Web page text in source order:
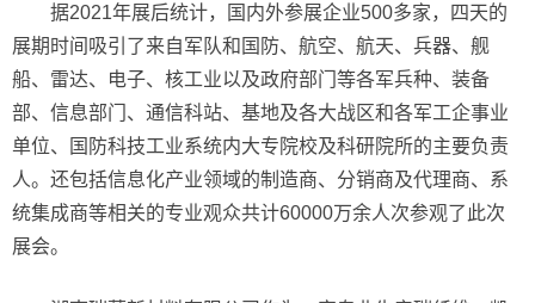
据2021年展后统计，国内外参展企业500多家，四天的
展期时间吸引了来自军队和国防、航空、航天、兵器、舰
船、雷达、电子、核工业以及政府部门等各军兵种、装备
部、信息部门、通信科站、基地及各大战区和各军工企事业
单位、国防科技工业系统内大专院校及科研院所的主要负责
人。还包括信息化产业领域的制造商、分销商及代理商、系
统集成商等相关的专业观众共计60000万余人次参观了此次
展会。